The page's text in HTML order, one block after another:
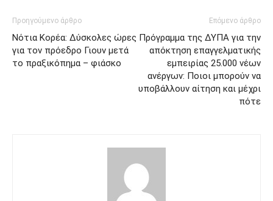
Προηγούμενο άρθρο
Νότια Κορέα: Δύσκολες ώρες
για τον πρόεδρο Γιουν μετά
το πραξικόπημα – φιάσκο
Επόμενο άρθρο
Πρόγραμμα της ΔΥΠΑ για την
απόκτηση επαγγελματικής
εμπειρίας 25.000 νέων
ανέργων: Ποιοι μπορούν να
υποβάλλουν αίτηση και μέχρι
πότε